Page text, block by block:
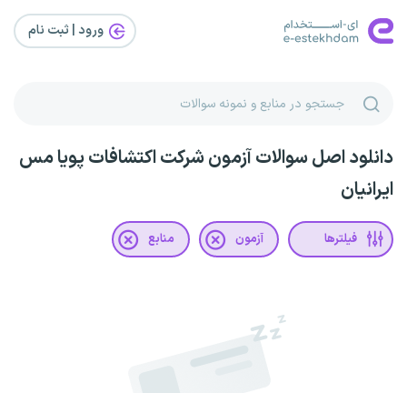
ورود | ثبت‌ نام
دانلود اصل سوالات آزمون شرکت اکتشافات پویا مس
ایرانیان
فیلترها آزمون منابع